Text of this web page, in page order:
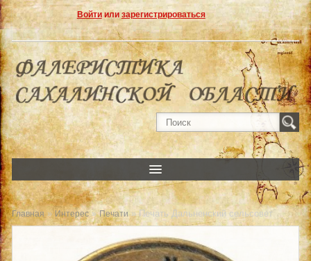
Войтиили зарегистрироваться
Главная » Интерес»Печати » Печать Дальненский сельсовет